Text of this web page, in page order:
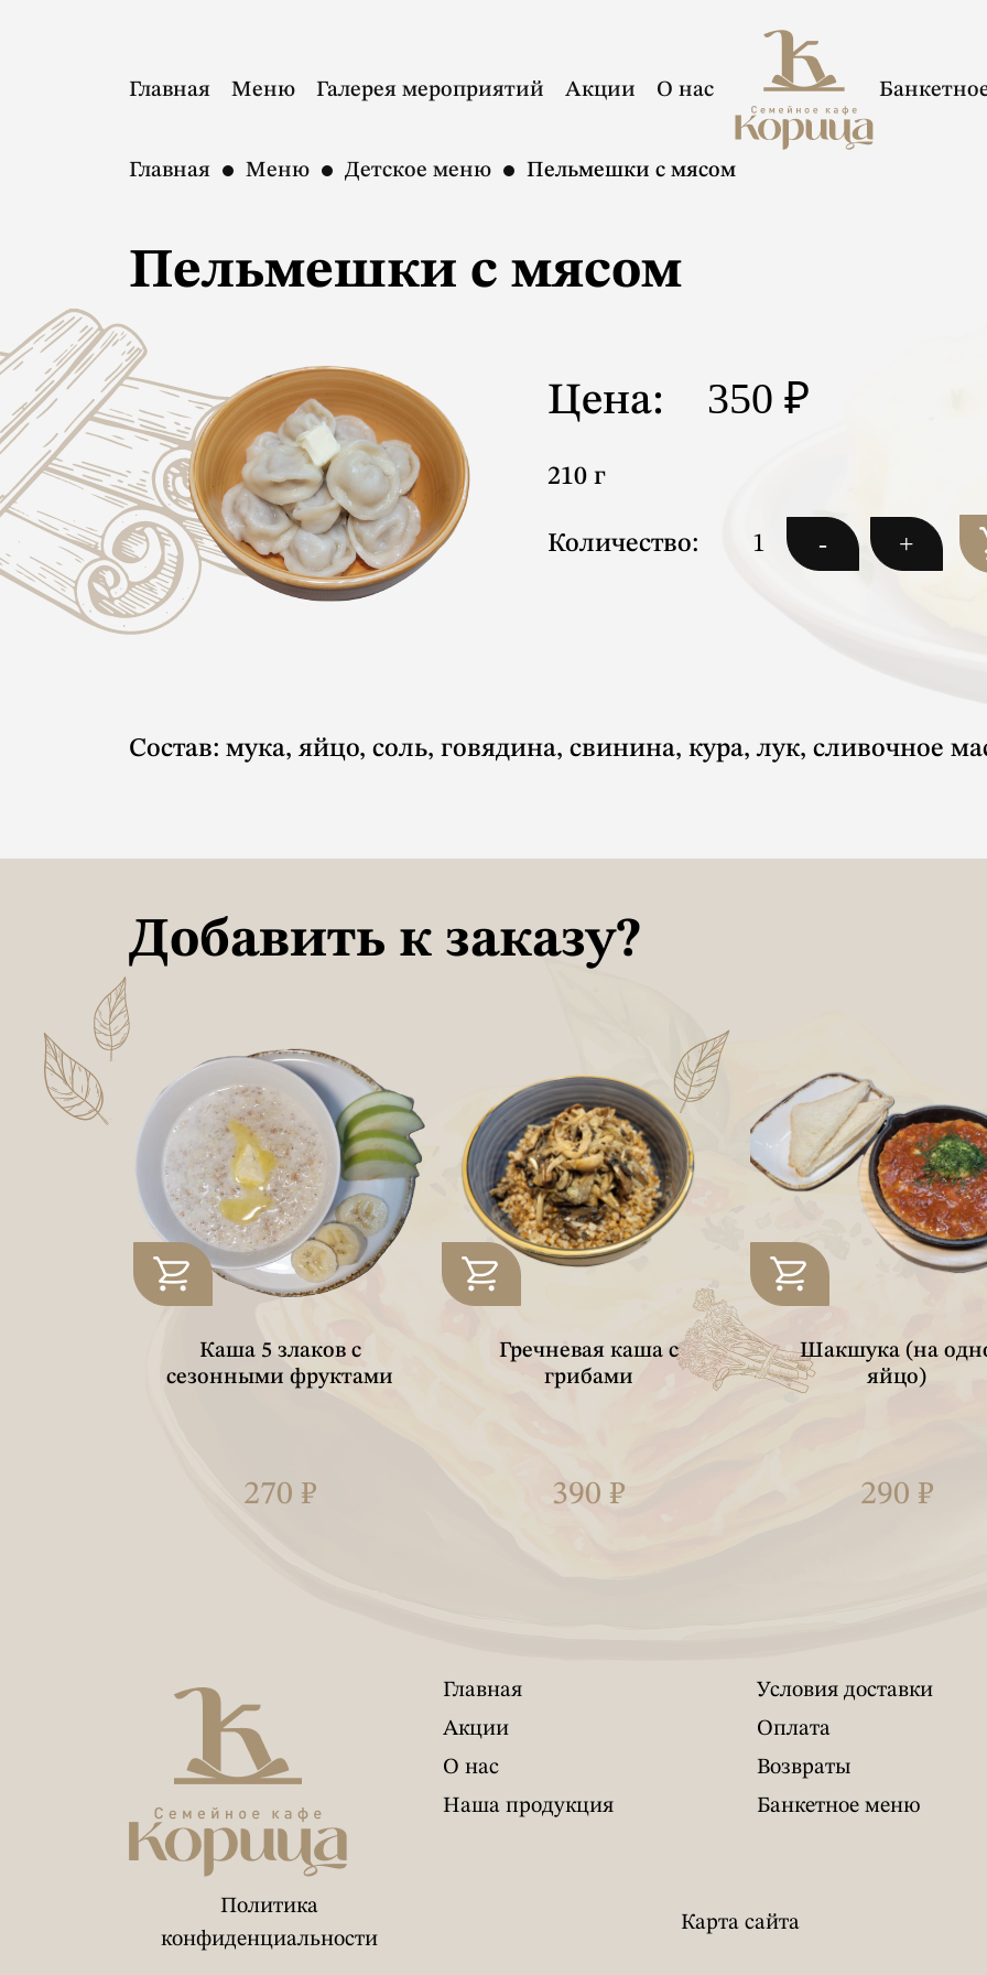
Главная Меню Галерея мероприятий Акции О нас
Главная Меню Детское меню Пельмешки с мясом
Пельмешки с мясом
Цена: 350 ₽
210 г
Количество: - +
Состав: мука, яйцо, соль, говядина, свинина, кура, лук, сливочное
Добавить к заказу?
Каша 5 злаков с
сезонными фруктами
270 ₽
Гречневая каша с
грибами
390 ₽
Шакшука (на
яйцо)
290 ₽
Главная
Акции
О нас
Наша продукция
Условия доставки
Оплата
Возвраты
Банкетное меню
Политика
конфиденциальности
Карта сайта